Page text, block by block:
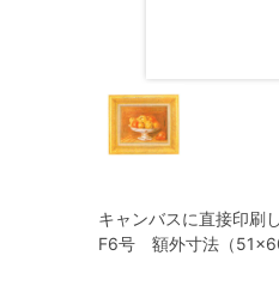
キャンバスに直接印刷
F6号 額外寸法（